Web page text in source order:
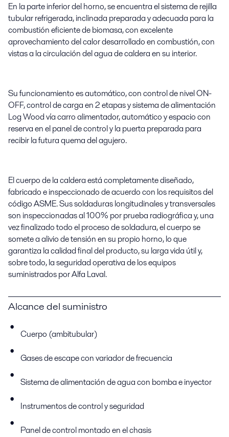
En la parte inferior del horno, se encuentra el sistema de rejilla
tubular refrigerada, inclinada preparada y adecuada para la
combustión eficiente de biomasa, con excelente
aprovechamiento del calor desarrollado en combustión, con
vistas a la circulación del agua de caldera en su interior.
Su funcionamiento es automático, con control de nivel ON-
OFF, control de carga en 2 etapas y sistema de alimentación
Log Wood vía carro alimentador, automático y espacio con
reserva en el panel de control y la puerta preparada para
recibir la futura quema del agujero.
El cuerpo de la caldera está completamente diseñado,
fabricado e inspeccionado de acuerdo con los requisitos del
código ASME. Sus soldaduras longitudinales y transversales
son inspeccionadas al 100% por prueba radiográfica y, una
vez finalizado todo el proceso de soldadura, el cuerpo se
somete a alivio de tensión en su propio horno, lo que
garantiza la calidad final del producto, su larga vida útil y,
sobre todo, la seguridad operativa de los equipos
suministrados por Alfa Laval.
Alcance del suministro
Cuerpo (ambitubular)
Gases de escape con variador de frecuencia
Sistema de alimentación de agua con bomba e inyector
Instrumentos de control y seguridad
Panel de control montado en el chasis